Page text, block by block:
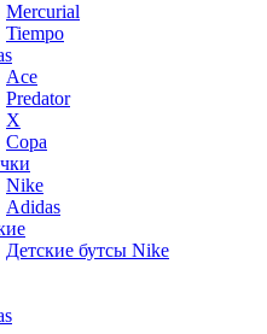
Mercurial
Tiempo
Ace
Predator
X
Copa
Nike
Adidas
Детские бутсы Nike